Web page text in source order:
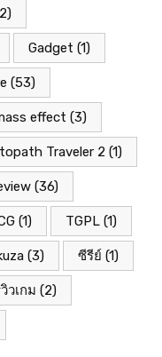
Gadget (1)
(53)
effect (3)
Traveler 2 (1)
(36)
(1) TGPL (1)
(3) ซีรีย์ (1)
วเกม (2)